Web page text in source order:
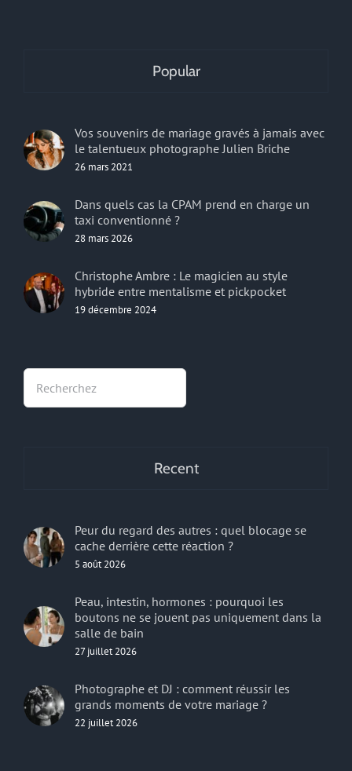
Popular
Vos souvenirs de mariage gravés à jamais avec
le talentueux photographe Julien Briche
26 mars 2021
Dans quels cas la CPAM prend en charge un
taxi conventionné ?
28 mars 2026
Christophe Ambre : Le magicien au style
hybride entre mentalisme et pickpocket
19 décembre 2024
Recent
Peur du regard des autres : quel blocage se
cache derrière cette réaction ?
5 août 2026
Peau, intestin, hormones : pourquoi les
boutons ne se jouent pas uniquement dans la
salle de bain
27 juillet 2026
Photographe et DJ : comment réussir les
grands moments de votre mariage ?
22 juillet 2026